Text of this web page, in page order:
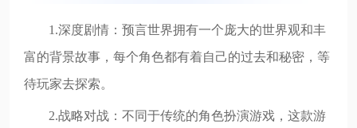
1.深度剧情：预言世界拥有一个庞大的世界观和丰
富的背景故事，每个角色都有着自己的过去和秘密，等
待玩家去探索。
2.战略对战：不同于传统的角色扮演游戏，这款游